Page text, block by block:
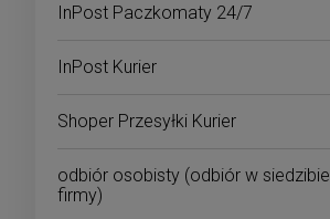
InPost Paczkomaty 24/7
InPost Kurier
Shoper Przesyłki Kurier
odbiór osobisty (odbiór w siedzibie
firmy)